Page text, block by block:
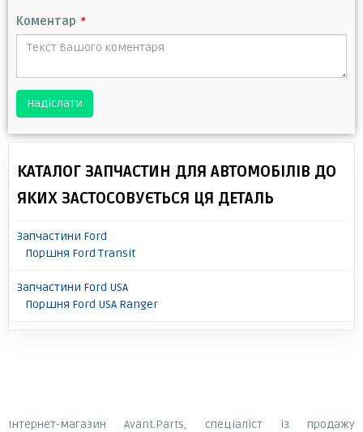
Коментар *
Надіслати
КАТАЛОГ ЗАПЧАСТИН ДЛЯ АВТОМОБІЛІВ ДО
ЯКИХ ЗАСТОСОВУЄТЬСЯ ЦЯ ДЕТАЛЬ
Запчастини Ford
Поршня Ford Transit
Запчастини Ford USA
Поршня Ford USA Ranger
Інтернет-магазин Avant.Parts, спеціаліст із продажу